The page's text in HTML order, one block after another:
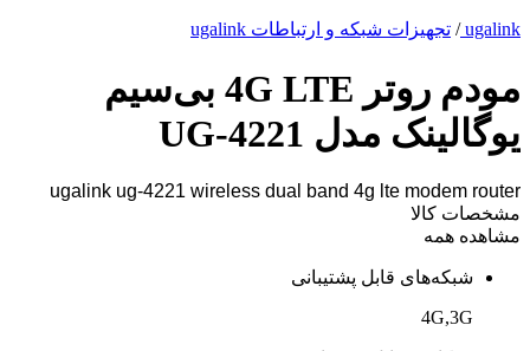
ugalink
/ تجهیزات شبکه و ارتباطات ugalink
مودم روتر 4G LTE بی‌سیم
یوگالینک مدل UG-4221
ugalink ug-4221 wireless dual band 4g lte modem router
مشخصات کالا
مشاهده همه
شبکه‌های قابل پشتیبانی
4G,3G